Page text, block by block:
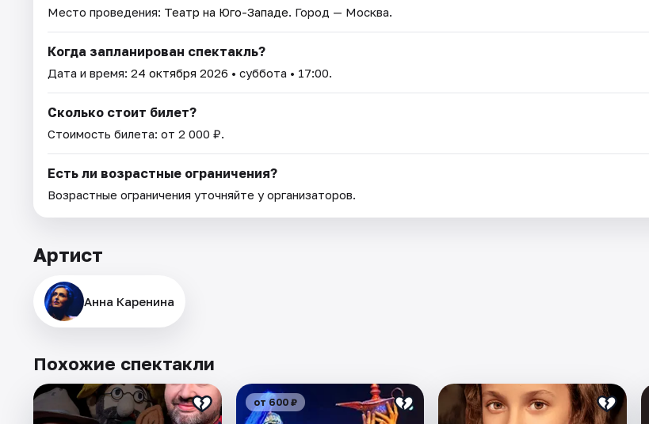
Место проведения: Театр на Юго-Западе. Город — Москва.
Когда запланирован спектакль?
Дата и время: 24 октября 2026 • суббота • 17:00.
Сколько стоит билет?
Стоимость билета: от 2 000 ₽.
Есть ли возрастные ограничения?
Возрастные ограничения уточняйте у организаторов.
Артист
Анна Каренина
Похожие спектакли
от 600 ₽